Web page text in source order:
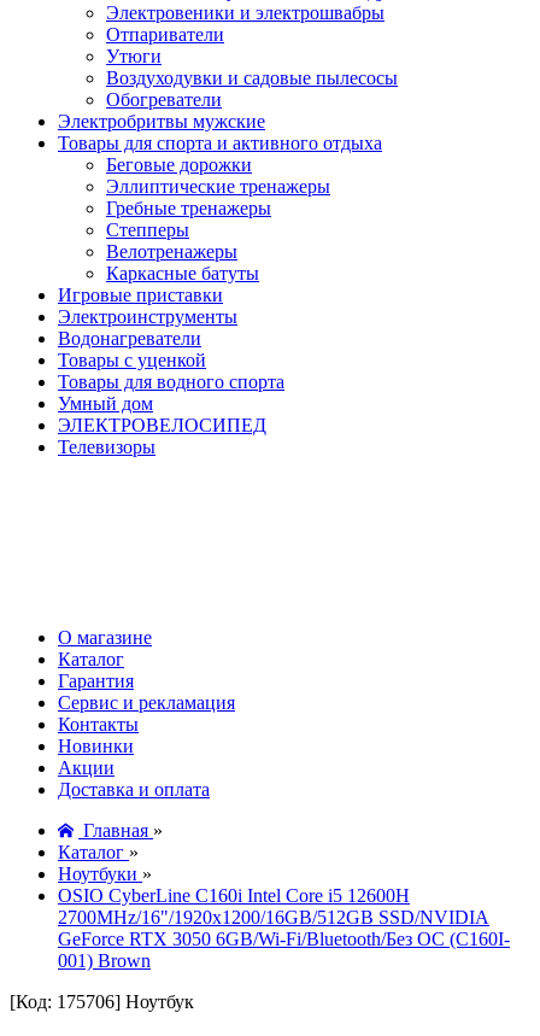
Электровеники и электрошвабры
Отпариватели
Утюги
Воздуходувки и садовые пылесосы
Обогреватели
Электробритвы мужские
Товары для спорта и активного отдыха
Беговые дорожки
Эллиптические тренажеры
Гребные тренажеры
Степперы
Велотренажеры
Каркасные батуты
Игровые приставки
Электроинструменты
Водонагреватели
Товары с уценкой
Товары для водного спорта
Умный дом
ЭЛЕКТРОВЕЛОСИПЕД
Телевизоры
О магазине
Каталог
Гарантия
Сервис и рекламация
Контакты
Новинки
Акции
Доставка и оплата
Главная »
Каталог »
Ноутбуки »
OSIO CyberLine C160i Intel Core i5 12600H
2700MHz/16"/1920х1200/16GB/512GB SSD/NVIDIA
GeForce RTX 3050 6GB/Wi-Fi/Bluetooth/Без ОС (C160I-
001) Brown
[Код: 175706] Ноутбук